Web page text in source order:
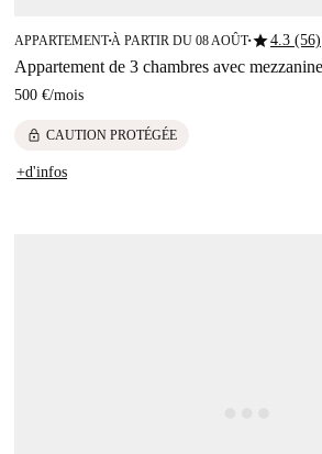
APPARTEMENT■À PARTIR DU 08 AOÛT■star4.3 (56)
Appartement de 3 chambres avec
500 €/mois
lock CAUTION PROTÉGÉE
+d'infos